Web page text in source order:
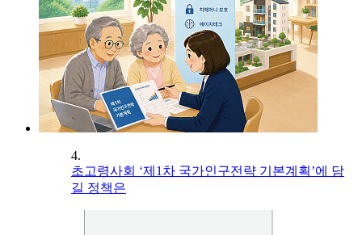
4.
초고령사회 ‘제1차 국가인구전략 기본계획’에 담
길 정책은